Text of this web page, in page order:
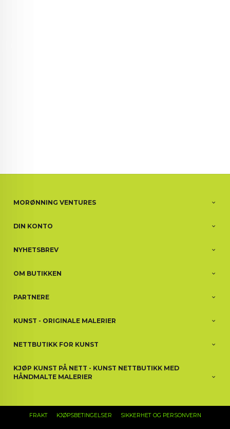
MORØNNING VENTURES
DIN KONTO
NYHETSBREV
OM BUTIKKEN
PARTNERE
KUNST - ORIGINALE MALERIER
NETTBUTIKK FOR KUNST
KJØP KUNST PÅ NETT - KUNST NETTBUTIKK MED
HÅNDMALTE MALERIER
FRAKT KJØPSBETINGELSER SIKKERHET OG PERSONVERN